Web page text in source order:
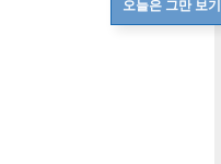
오늘은 그만 보기